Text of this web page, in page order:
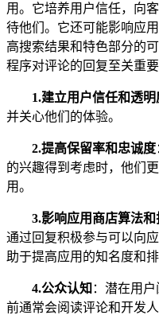
用。它培养用户信任，向
待他们。它还可能影响应
高搜索结果和特色部分的
程序对评论的回复至关重要
1.建立用户信任和透明
并关心他们的体验。
2.提高保留率和忠诚度
的兴趣得到考虑时，他们
用。
3.影响应用商店算法和
通过回复积极参与可以向
助于提高应用的知名度和排
4.公众认知 ：潜在用
前通常会阅读评论和开发